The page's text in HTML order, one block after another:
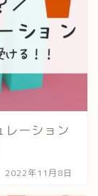
レーション
2022年11月8日